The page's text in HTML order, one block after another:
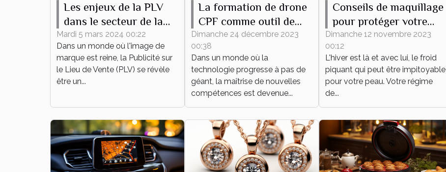
Les enjeux de la PLV
dans le secteur de la
mode
Mardi 5 mars 2024 00:22
Dans un monde où l'image de
marque est reine, la Publicité sur
le Lieu de Vente (PLV) se révèle
être un...
La formation de drone
CPF comme outil de
développement
personnel et
professionnel
Dimanche 24 décembre 2023
00:38
Dans un monde où la
technologie progresse à pas de
géant, la maîtrise de nouvelles
compétences est devenue...
Conseils de maquillage
pour protéger votre
peau du froid hivernal
Dimanche 12 novembre 2023
00:12
L'hiver est là et avec lui, le froid
piquant qui peut être impitoyable
pour votre peau. Votre régime
de...